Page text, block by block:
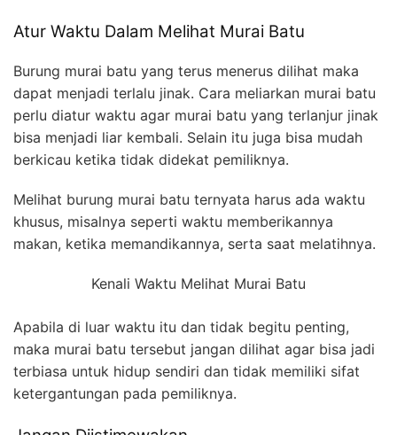
Atur Waktu Dalam Melihat Murai Batu
Burung murai batu yang terus menerus dilihat maka
dapat menjadi terlalu jinak. Cara meliarkan murai batu
perlu diatur waktu agar murai batu yang terlanjur jinak
bisa menjadi liar kembali. Selain itu juga bisa mudah
berkicau ketika tidak didekat pemiliknya.
Melihat burung murai batu ternyata harus ada waktu
khusus, misalnya seperti waktu memberikannya
makan, ketika memandikannya, serta saat melatihnya.
Kenali Waktu Melihat Murai Batu
Apabila di luar waktu itu dan tidak begitu penting,
maka murai batu tersebut jangan dilihat agar bisa jadi
terbiasa untuk hidup sendiri dan tidak memiliki sifat
ketergantungan pada pemiliknya.